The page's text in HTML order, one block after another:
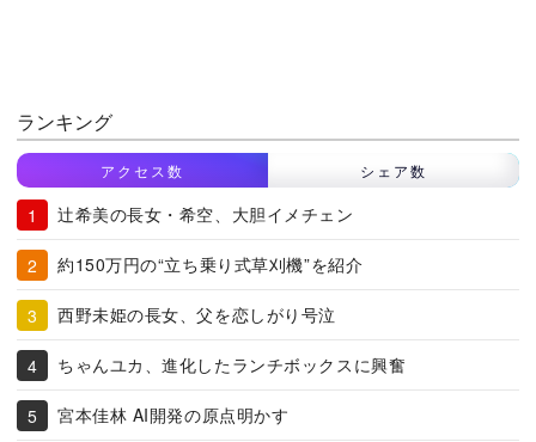
ランキング
アクセス数 シェア数
辻希美の長女・希空、大胆イメチェン
約150万円の“立ち乗り式草刈機”を紹介
西野未姫の長女、父を恋しがり号泣
ちゃんユカ、進化したランチボックスに興奮
宮本佳林 AI開発の原点明かす